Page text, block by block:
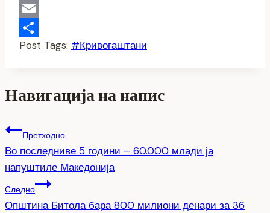
Copy
Link
Email
Share
Post Tags: #Кривогаштани
Навигација на напис
Претходно
Во последниве 5 години – 60.000 млади ја
напуштиле Македонија
Следно
Општина Битола бара 800 милиони денари за 36